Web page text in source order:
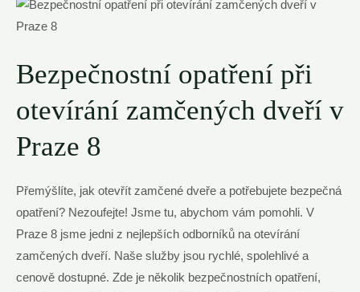
Bezpečnostní opatření při
otevírání⁢ zamčených ⁣dveří ⁣v
Praze 8
Přemýšlíte, jak⁢ otevřít zamčené ‌dveře a potřebujete ​bezpečná
opatření? Nezoufejte! Jsme tu, ⁣abychom vám pomohli.⁢ V
Praze 8 jsme jedni⁤ z nejlepších odborníků ​na otevírání
zamčených dveří. Naše služby jsou rychlé, spolehlivé a
⁤cenově dostupné. Zde je několik bezpečnostních ​opatření,‍